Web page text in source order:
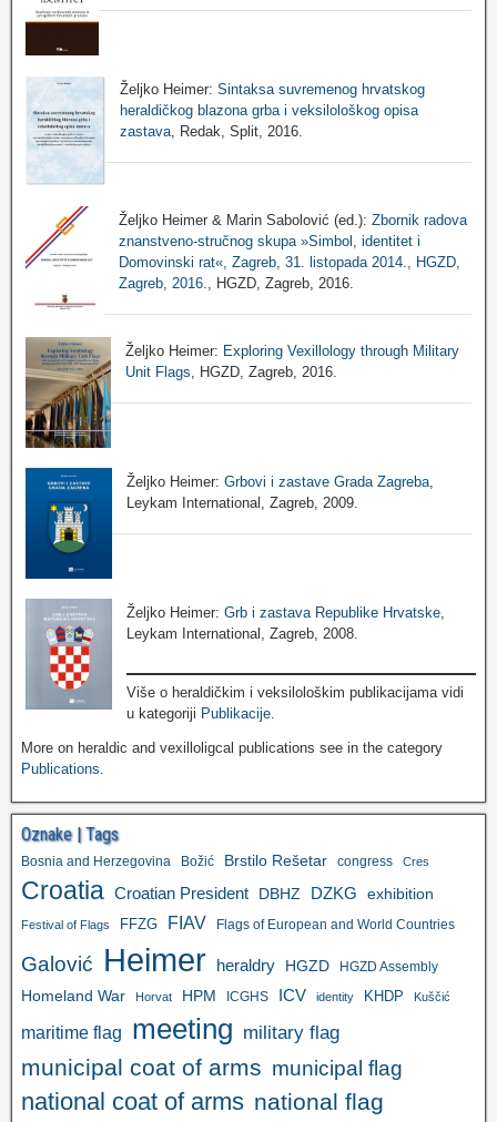
Željko Heimer: Sintaksa suvremenog hrvatskog
heraldičkog blazona grba i veksilološkog opisa
zastava, Redak, Split, 2016.
Željko Heimer & Marin Sabolović (ed.): Zbornik radova
znanstveno-stručnog skupa »Simbol, identitet i
Domovinski rat«, Zagreb, 31. listopada 2014., HGZD,
Zagreb, 2016.
, HGZD, Zagreb, 2016.
Željko Heimer: Exploring Vexillology through Military
Unit Flags , HGZD, Zagreb, 2016.
Željko Heimer: Grbovi i zastave Grada Zagreba
Leykam International, Zagreb, 2009.
Željko Heimer:Grb i zastava Republike Hrvatske
Leykam International, Zagreb, 2008.
Više o heraldičkim i veksilološkim publikacijama vidi
u kategoriji Publikacije.
More on heraldic and vexilloligcal publications see in the category
Publications.
Oznake | Tags
Bosnia and Herzegovina Božić Brstilo Rešetar congress Cres
Croatia Croatian President DBHZ DZKG exhibition
Festival of Flags FFZG FIAV Flags of European and World Countries
Galović Heimer heraldry HGZD HGZD Assembly
Homeland War Horvat HPM ICGHS ICV identity KHDP Kuščić
maritime flag meeting military flag
municipal coat of arms municipal flag
national coat of arms national flag